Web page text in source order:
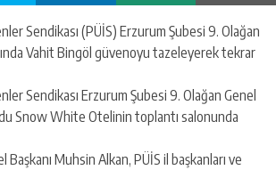
Sendikası (PÜİS) Erzurum Şubesi 9. Olağan
Vahit Bingöl güvenoyu tazeleyerek tekrar
Sendikası Erzurum Şubesi 9. Olağan Genel
Snow White Otelinin toplantı salonunda
Başkanı Muhsin Alkan, PÜİS il başkanları ve